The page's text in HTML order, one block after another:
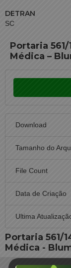
DETRAN
SC
Portaria
Médica –
Download
Tamanho do
File Count
Data de Criação
Ultima
Portaria 561/
Médica -